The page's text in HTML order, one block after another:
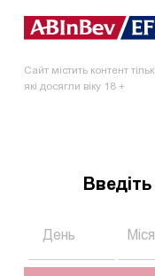
Сайт містить контент
які досягли віку 18 +
Головна Тендери
Повідомлення
первинного